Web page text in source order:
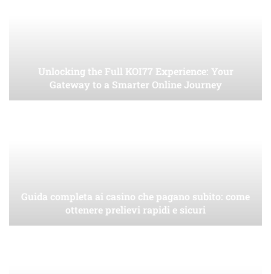
Unlocking the Full KOI77 Experience: Your
Gateway to a Smarter Online Journey
Guida completa ai casino che pagano subito: come
ottenere prelievi rapidi e sicuri